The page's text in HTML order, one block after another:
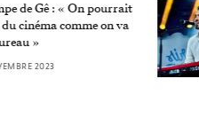
: « On pourrait
comme on va